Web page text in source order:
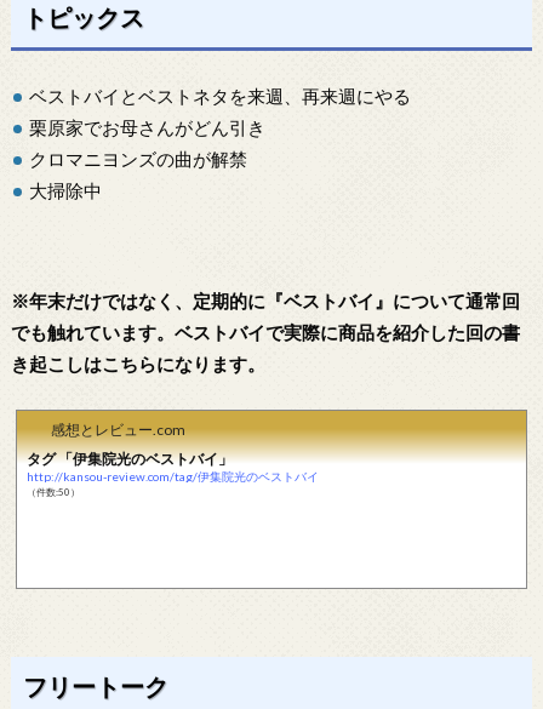
トピックス
ベストバイとベストネタを来週、再来週にやる
栗原家でお母さんがどん引き
クロマニヨンズの曲が解禁
大掃除中
※年末だけではなく、定期的に『ベストバイ』について通常回
でも触れています。ベストバイで実際に商品を紹介した回の書
き起こしはこちらになります。
感想とレビュー.com
タグ 「伊集院光のベストバイ」
http://kansou-review.com/tag/伊集院光のベストバイ
（件数:50）
フリートーク